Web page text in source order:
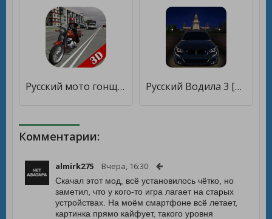
Русский мото гонщик 3D [Мод меню] Русский Водила 3 [Много монет]
Комментарии:
almirk275 Вчера, 16:30
Скачал этот мод, всё установилось чётко, но
заметил, что у кого-то игра лагает на старых
устройствах. На моём смартфоне всё летает,
картинка прямо кайфует, такого уровня